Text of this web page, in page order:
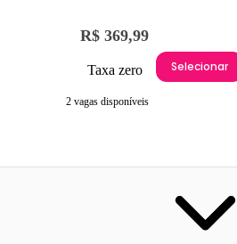
R$ 369,99
Taxa zero
2 vagas disponíveis
Selecionar